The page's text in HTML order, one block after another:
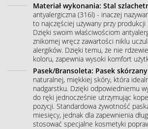
Materiał wykonania: Stal
antyalergiczna (316l) - inaczej
to najczęściej używany przy produkcji
Dzięki swoim właściwościom
znikomej wręcz zawartości niklu
alergików. Dzięki temu, że nie
koloru, zapewnia wysoki komfort
Pasek/Bransoleta: Pasek skórzany
naturalnej, miękkiej skóry, która
nadgarstku. Dzięki odpowiedniemu
do ręki jednocześnie utrzymując
pozycji. Standardowa żywotność
miesięcy, jednak dla zapewnienia
stosować specjalne kosmetyki